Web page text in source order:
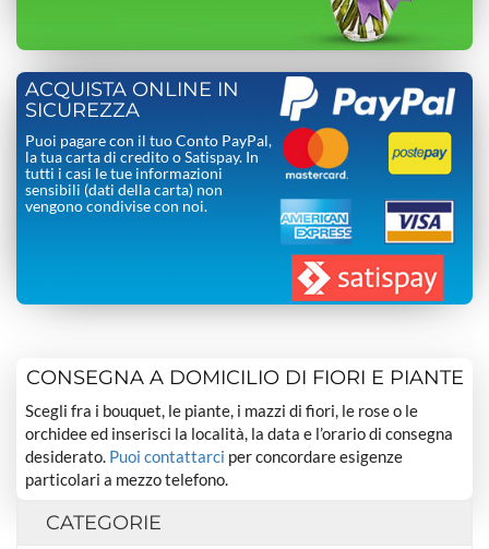
ACQUISTA ONLINE IN
SICUREZZA
Puoi pagare con il tuo Conto PayPal,
la tua carta di credito o Satispay. In
tutti i casi le tue informazioni
sensibili (dati della carta) non
vengono condivise con noi.
CONSEGNA A DOMICILIO DI FIORI E PIANTE
Scegli fra i bouquet, le piante, i mazzi di fiori, le rose o le
orchidee ed inserisci la località, la data e l’orario di consegna
desiderato. Puoi contattarci per concordare esigenze
particolari a mezzo telefono.
CATEGORIE